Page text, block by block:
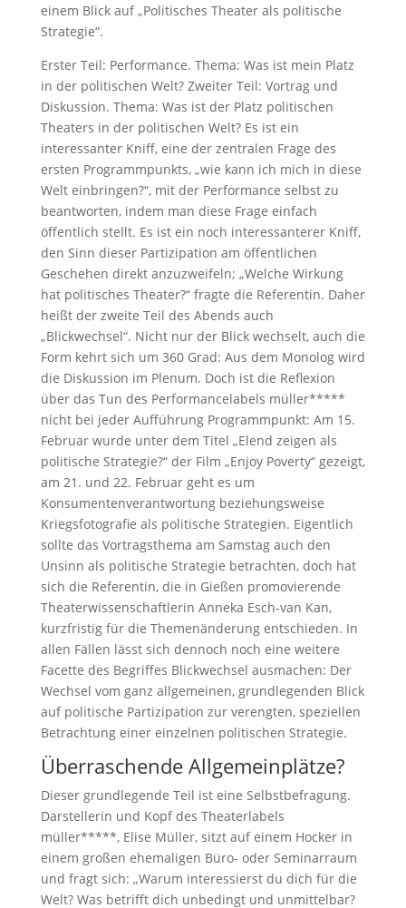
einem Blick auf „Politisches Theater als politische
Strategie“.
Erster Teil: Performance. Thema: Was ist mein Platz
in der politischen Welt? Zweiter Teil: Vortrag und
Diskussion. Thema: Was ist der Platz politischen
Theaters in der politischen Welt? Es ist ein
interessanter Kniff, eine der zentralen Frage des
ersten Programmpunkts, „wie kann ich mich in diese
Welt einbringen?“, mit der Performance selbst zu
beantworten, indem man diese Frage einfach
öffentlich stellt. Es ist ein noch interessanterer Kniff,
den Sinn dieser Partizipation am öffentlichen
Geschehen direkt anzuzweifeln; „Welche Wirkung
hat politisches Theater?“ fragte die Referentin. Daher
heißt der zweite Teil des Abends auch
„Blickwechsel“. Nicht nur der Blick wechselt, auch die
Form kehrt sich um 360 Grad: Aus dem Monolog wird
die Diskussion im Plenum. Doch ist die Reflexion
über das Tun des Performancelabels müller*****
nicht bei jeder Aufführung Programmpunkt: Am 15.
Februar wurde unter dem Titel „Elend zeigen als
politische Strategie?“ der Film „Enjoy Poverty“ gezeigt,
am 21. und 22. Februar geht es um
Konsumentenverantwortung beziehungsweise
Kriegsfotografie als politische Strategien. Eigentlich
sollte das Vortragsthema am Samstag auch den
Unsinn als politische Strategie betrachten, doch hat
sich die Referentin, die in Gießen promovierende
Theaterwissenschaftlerin Anneka Esch-van Kan,
kurzfristig für die Themenänderung entschieden. In
allen Fällen lässt sich dennoch noch eine weitere
Facette des Begriffes Blickwechsel ausmachen: Der
Wechsel vom ganz allgemeinen, grundlegenden Blick
auf politische Partizipation zur verengten, speziellen
Betrachtung einer einzelnen politischen Strategie.
Überraschende Allgemeinplätze?
Dieser grundlegende Teil ist eine Selbstbefragung.
Darstellerin und Kopf des Theaterlabels
müller*****, Elise Müller, sitzt auf einem Hocker in
einem großen ehemaligen Büro- oder Seminarraum
und fragt sich: „Warum interessierst du dich für die
Welt? Was betrifft dich unbedingt und unmittelbar?